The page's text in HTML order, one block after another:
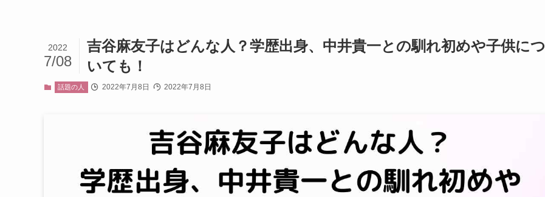
吉谷麻友子はどんな人？学歴出身、中井貴一との馴れ初めや子供につ
いても！
2022
7/08
話題の人 2022年7月8日 2022年7月8日